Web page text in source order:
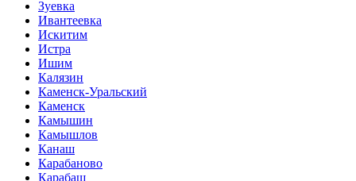
Зуевка
Ивантеевка
Искитим
Истра
Ишим
Калязин
Каменск-Уральский
Каменск
Камышин
Камышлов
Канаш
Карабаново
Карабаш